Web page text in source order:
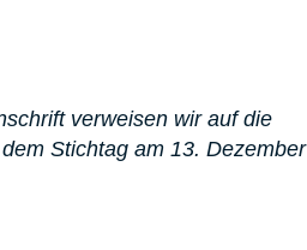
verweisen wir auf die
Stichtag am 13. Dezember